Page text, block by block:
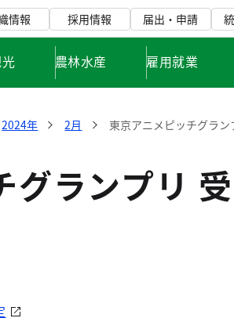
情報 採用情報 届出・申請
農林水産 雇用就業
2024年 2月 東京アニメピッチグラン
グランプリ